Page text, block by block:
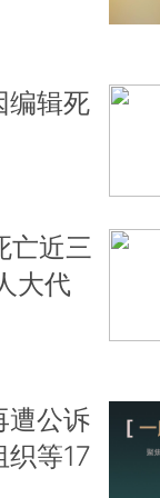
编辑死
亡近三
大代
遭公诉
织等17